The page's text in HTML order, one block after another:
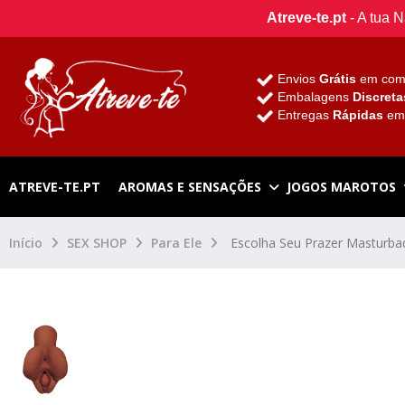
Atreve-te.pt- A tua
Envios Grátis em
Embalagens
Entregas Rápidas em
ATREVE-TE.PT AROMAS E SENSAÇÕES JOGOS MAROTOS
Início SEX SHOP Para Ele Escolha Seu Prazer